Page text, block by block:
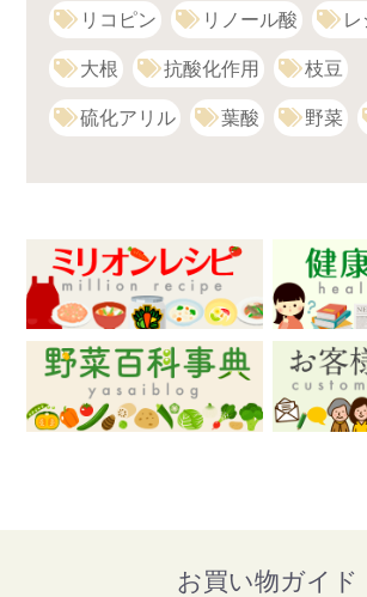
リコピン リノール酸
大根 抗酸化作用 枝豆
硫化アリル 葉酸 野菜
お買い物ガイド